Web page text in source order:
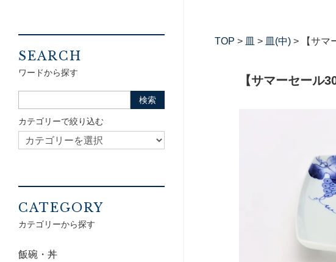
TOP > 皿 > 皿(中) > 【サマ
【サマーセール
SEARCH
ワードから探す
カテゴリーで絞り込む
CATEGORY
カテゴリーから探す
飯碗・丼